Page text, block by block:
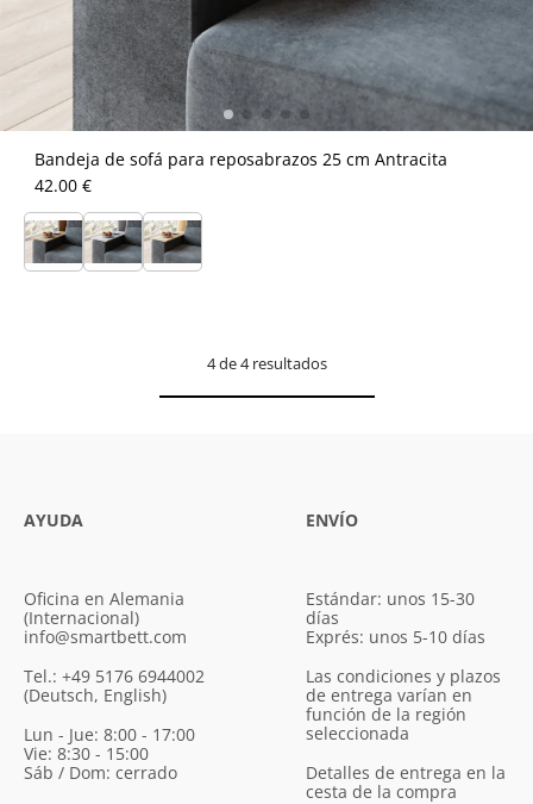
Bandeja de sofá para reposabrazos 25 cm Antracita
42.00 €
4 de 4 resultados
AYUDA
Oficina en Alemania
(Internacional)
info@smartbett.com
Tel.: +49 5176 6944002
(Deutsch, English)
Lun - Jue: 8:00 - 17:00
Vie: 8:30 - 15:00
Sáb / Dom: cerrado
ENVÍO
Estándar: unos 15-30
días
Exprés: unos 5-10 días
Las condiciones y plazos
de entrega varían en
función de la región
seleccionada
Detalles de entrega en la
cesta de la compra